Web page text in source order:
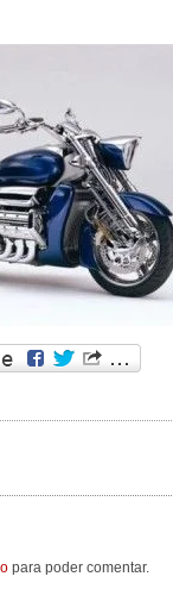
para poder comentar.